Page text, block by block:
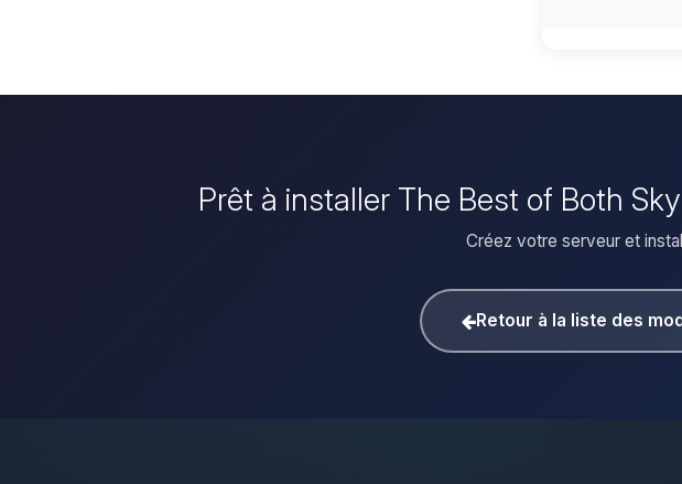
Prêt à installer The Best of Both
Créez votre serveur et
Retour à la liste des